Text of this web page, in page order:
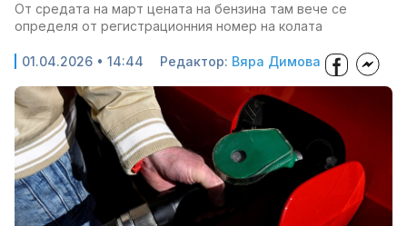
От средата на март цената на бензина там вече се
определя от регистрационния номер на колата
01.04.2026 • 14:44 Редактор: Вяра Димова